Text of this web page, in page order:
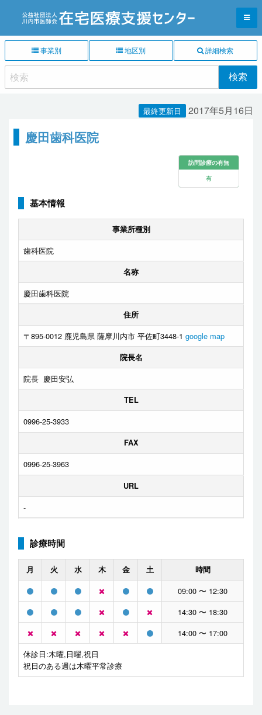
事業別 地区別 詳細検索
最終更新日 2017年5月16日
慶田歯科医院
訪問診療の有無
有
基本情報
事業所種別
歯科医院
名称
慶田歯科医院
住所
〒895-0012 鹿児島県 薩摩川内市 平佐町3448-1 google map
院長名
院長 慶田安弘
TEL
0996-25-3933
FAX
0996-25-3963
URL
-
診療時間
月 火 水 木 金 土 時間
09:00 〜 12:30
14:30 〜 18:30
14:00 〜 17:00
休診日:木曜,日曜,祝日
祝日のある週は木曜平常診療